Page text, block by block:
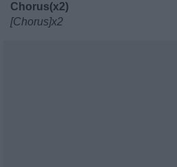
Chorus(x2)
[Chorus]x2